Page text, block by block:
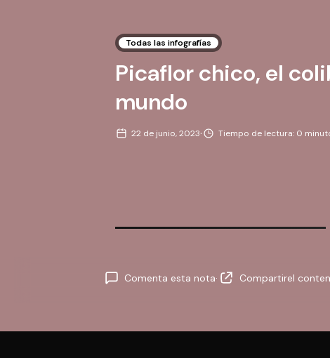
Todas las infografías
Picaflor chico, el
mundo
22 de junio, 2023· Tiempo de lectura: 0
Comenta esta nota· Compartirel